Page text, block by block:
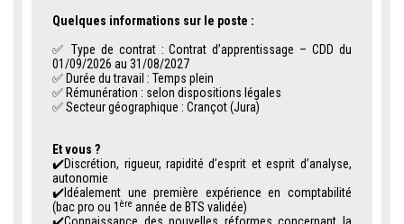
Quelques informations sur le poste :
✅Type de contrat : Contrat d’apprentissage – CDD du
01/09/2026 au 31/08/2027
✅ Durée du travail : Temps plein
✅ Rémunération : selon dispositions légales
✅Secteur géographique : Crançot (Jura)
Et vous ?
✔️Discrétion, rigueur, rapidité d’esprit et esprit d’analyse,
autonomie
✔️Idéalement une première expérience en comptabilité
(bac pro ou 1ère année de BTS validée)